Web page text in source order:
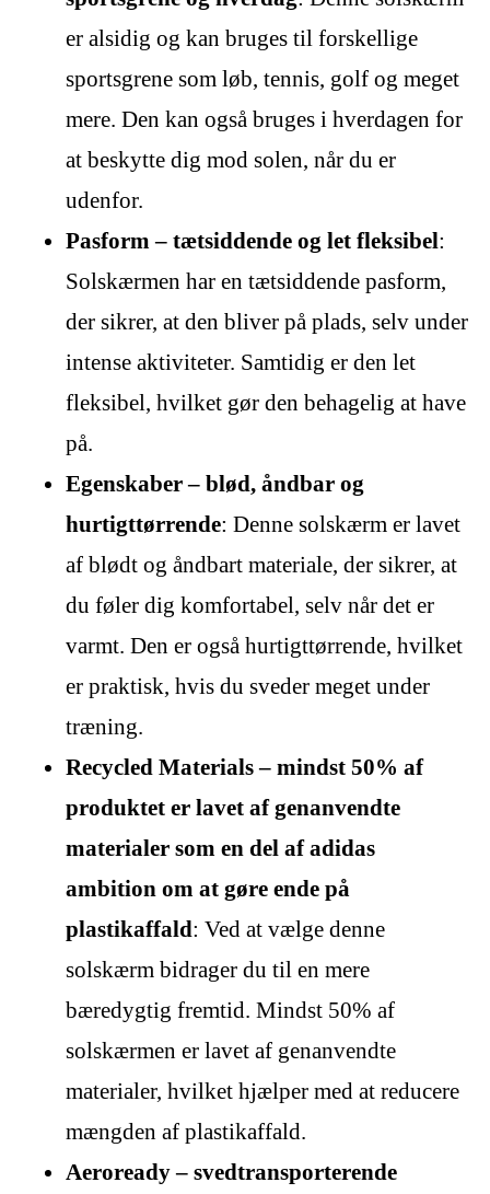
er alsidig og kan bruges til forskellige
sportsgrene som løb, tennis, golf og meget
mere. Den kan også bruges i hverdagen for
at beskytte dig mod solen, når du er
udenfor.
Pasform – tætsiddende og let fleksibel:
Solskærmen har en tætsiddende pasform,
der sikrer, at den bliver på plads, selv under
intense aktiviteter. Samtidig er den let
fleksibel, hvilket gør den behagelig at have
på.
Egenskaber – blød, åndbar og
hurtigttørrende: Denne solskærm er lavet
af blødt og åndbart materiale, der sikrer, at
du føler dig komfortabel, selv når det er
varmt. Den er også hurtigttørrende, hvilket
er praktisk, hvis du sveder meget under
træning.
Recycled Materials – mindst 50% af
produktet er lavet af genanvendte
materialer som en del af adidas
ambition om at gøre ende på
plastikaffald: Ved at vælge denne
solskærm bidrager du til en mere
bæredygtig fremtid. Mindst 50% af
solskærmen er lavet af genanvendte
materialer, hvilket hjælper med at reducere
mængden af plastikaffald.
Aeroready – svedtransporterende